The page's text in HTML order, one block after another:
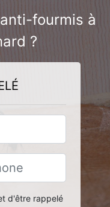
fourmis à
?
d'être rappelé